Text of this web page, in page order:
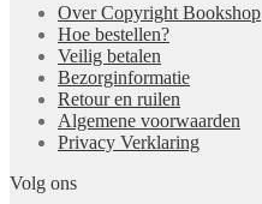
Over Copyright Bookshop
Hoe bestellen?
Veilig betalen
Bezorginformatie
Retour en ruilen
Algemene voorwaarden
Privacy Verklaring
Volg ons